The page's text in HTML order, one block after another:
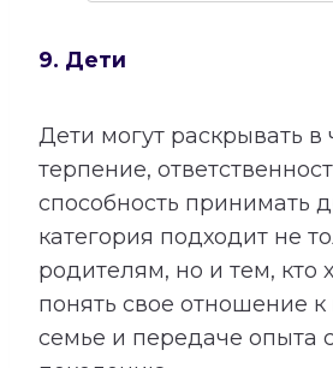
9. Дети
Дети могут раскрывать в
терпение,
способность принимать
категория подходит не
родителям, но и тем, кто
понять свое отношение
семье и передаче